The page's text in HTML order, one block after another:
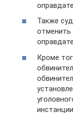
Также
отменить
Кроме